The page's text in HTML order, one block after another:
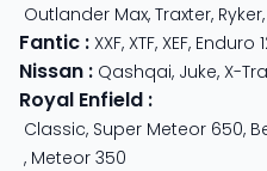
Outlander Max, Traxter, Ryker,
Fantic : XXF, XTF, XEF, Enduro
Nissan : Qashqai, Juke, X-
Royal Enfield :
Classic, Super Meteor 650,
, Meteor 350